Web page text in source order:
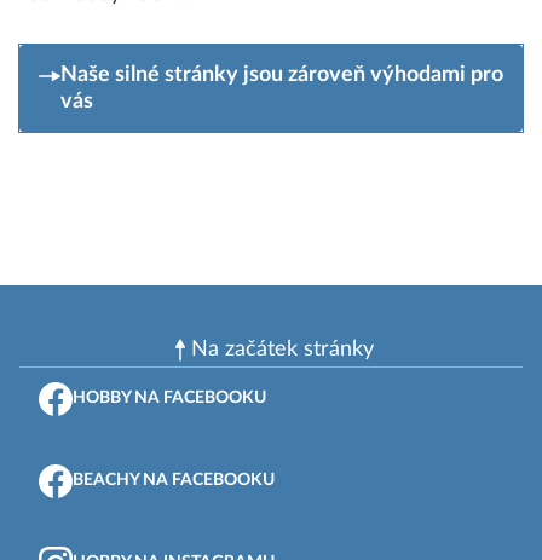
Naše silné stránky jsou zároveň výhodami pro
vás
Na začátek stránky
HOBBY NA FACEBOOKU
BEACHY NA FACEBOOKU